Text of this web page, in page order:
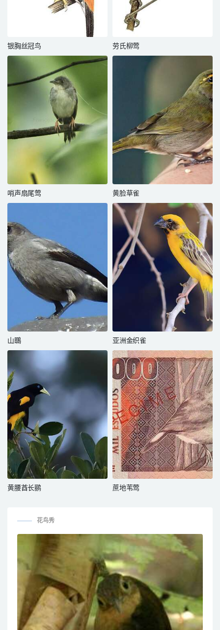
银胸丝冠鸟 劳氏柳莺
哨声扇尾莺 黄脸草雀
山䳭 亚洲金织雀
黄腰酋长鹂 蔗地苇莺
花鸟秀